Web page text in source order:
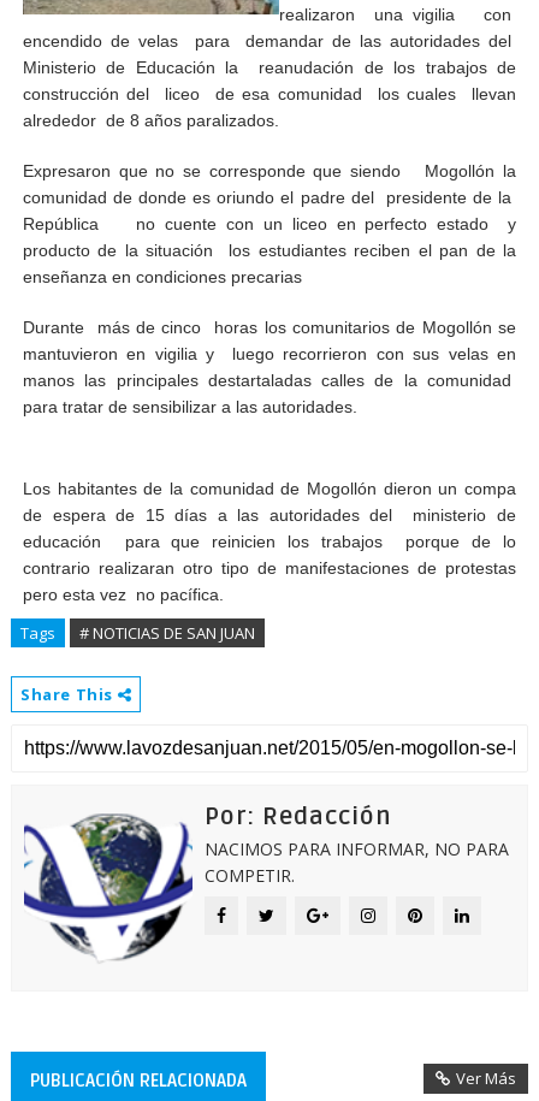
realizaron una vigilia con
encendido de velas para demandar de las autoridades del
Ministerio de Educación la reanudación de los trabajos de
construcción del liceo de esa comunidad los cuales llevan
alrededor de 8 años paralizados.
Expresaron que no se corresponde que siendo Mogollón la
comunidad de donde es oriundo el padre del presidente de la
República no cuente con un liceo en perfecto estado y
producto de la situación los estudiantes reciben el pan de la
enseñanza en condiciones precarias
Durante más de cinco horas los comunitarios de Mogollón se
mantuvieron en vigilia y luego recorrieron con sus velas en
manos las principales destartaladas calles de la comunidad
para tratar de sensibilizar a las autoridades.
Los habitantes de la comunidad de Mogollón dieron un compa
de espera de 15 días a las autoridades del ministerio de
educación para que reinicien los trabajos porque de lo
contrario realizaran otro tipo de manifestaciones de protestas
pero esta vez no pacífica.
Tags # NOTICIAS DE SAN JUAN
Share This
Por: Redacción
NACIMOS PARA INFORMAR, NO PARA
COMPETIR.
PUBLICACIÓN RELACIONADA Ver Más